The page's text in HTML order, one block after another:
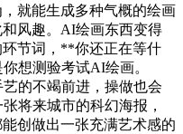
就能生成多种气概的绘画
风趣。AI绘画东西变得
节词，**你还正在等什
想测验考试AI绘画。
的不竭前进，操做也会
将来城市的科幻海报，
创做出一张充满艺术感的